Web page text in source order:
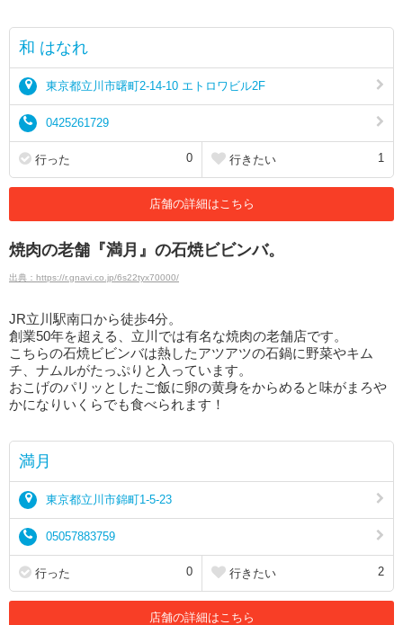
和 はなれ
東京都立川市曙町2-14-10 エトロワビル2F
0425261729
行った 0 行きたい 1
店舗の詳細はこちら
焼肉の老舗『満月』の石焼ビビンバ。
出典：https://r.gnavi.co.jp/6s22tyx70000/
JR立川駅南口から徒歩4分。
創業50年を超える、立川では有名な焼肉の老舗店です。
こちらの石焼ビビンバは熱したアツアツの石鍋に野菜やキム
チ、ナムルがたっぷりと入っています。
おこげのパリッとしたご飯に卵の黄身をからめると味がまろや
かになりいくらでも食べられます！
満月
東京都立川市錦町1-5-23
05057883759
行った 0 行きたい 2
店舗の詳細はこちら